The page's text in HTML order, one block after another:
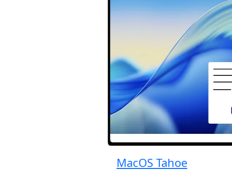
MacOS Tahoe